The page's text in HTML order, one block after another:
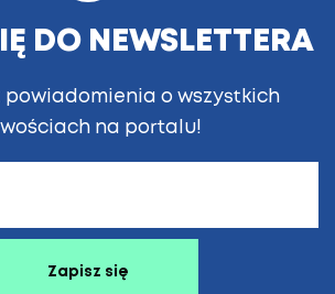
DO NEWSLETTERA
powiadomienia o wszystkich
na portalu!